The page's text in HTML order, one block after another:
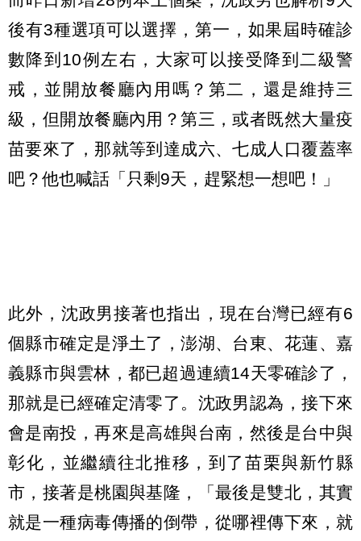
後有3種選項可以選擇，第一，如果屆時確診
數降到10例左右，大家可以接受降到二級警
戒，並開放餐廳內用嗎？第二，還是維持三
級，但開放餐廳內用？第三，或者既然大量疫
苗要來了，那就等到達成六、七成人口覆蓋率
吧？他也喊話「只剩9天，趕緊想一想吧！」
此外，沈政男接著也指出，現在台灣已經有6
個縣市確定是淨土了，澎湖、台東、花蓮、嘉
義縣市與雲林，都已超過連續14天零確診了，
那就是已經確定清零了。沈政男認為，接下來
會是南投，再來是高雄與台南，然後是台中與
彰化，並繼續往北推移，到了苗栗與新竹縣
市，接著是桃園與基隆，「最後是雙北，其實
就是一種病毒傳播的倒帶，從哪裡傳下來，就